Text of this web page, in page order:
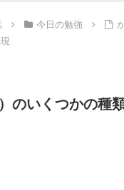
今日の勉強
のいくつかの種